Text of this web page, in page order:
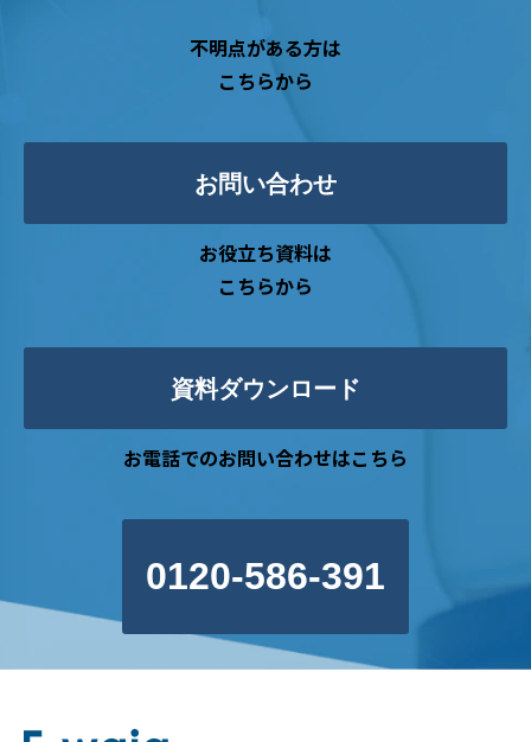
不明点がある方は
こちらから
お問い合わせ
お役立ち資料は
こちらから
資料ダウンロード
お電話でのお問い合わせはこちら
0120-586-391